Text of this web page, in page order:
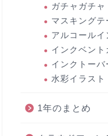
ガチャガチャ
マスキングテ
アルコールイ
インクベント
インクトーバ
水彩イラスト
1年のまとめ